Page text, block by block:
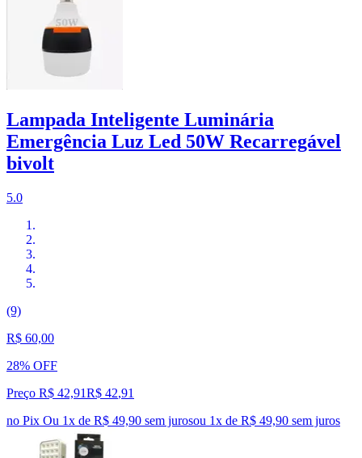
Lampada Inteligente Luminária
Emergência Luz Led 50W Recarregável
bivolt
5.0
(9)
R$ 60,00
28% OFF
Preço R$ 42,91R$ 42,91
no Pix Ou 1x de R$ 49,90 sem jurosou 1x de R$ 49,90 sem juros